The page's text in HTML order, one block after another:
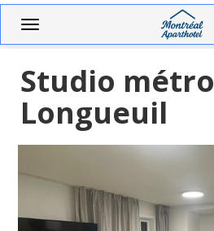
contenu
Toggle
navigation
Studio métro
Longueuil